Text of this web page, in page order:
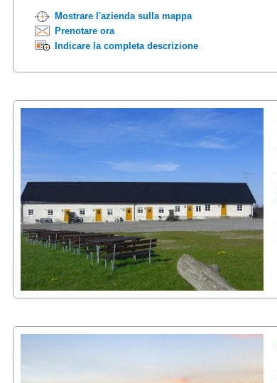
Mostrare l'azienda sulla mappa
Prenotare ora
Indicare la completa descrizione